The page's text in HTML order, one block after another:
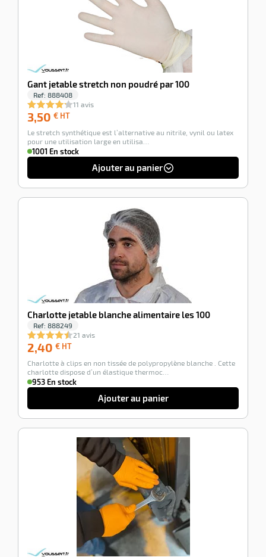
Gant jetable stretch non poudré par 100
Ref: 888408
11 avis
3,50 € HT
HT
Le stretch synthétique est l’alternative au nitrile, vynil ou latex
pour une utilisation large en utilisa…
1001 En stock
Ajouter au panier
Charlotte jetable blanche alimentaire les 100
Ref: 888249
21 avis
2,40 € HT
HT
Charlotte à clips en non tissée de polypropylène blanche . Cette
charlotte dispose d’un élastique thermoc…
953 En stock
Ajouter au panier